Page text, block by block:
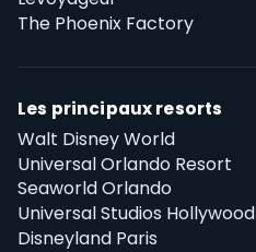
The Phoenix Factory
Les principaux resorts
Walt Disney World
Universal Orlando Resort
Seaworld Orlando
Universal Studios Hollywood
Disneyland Paris